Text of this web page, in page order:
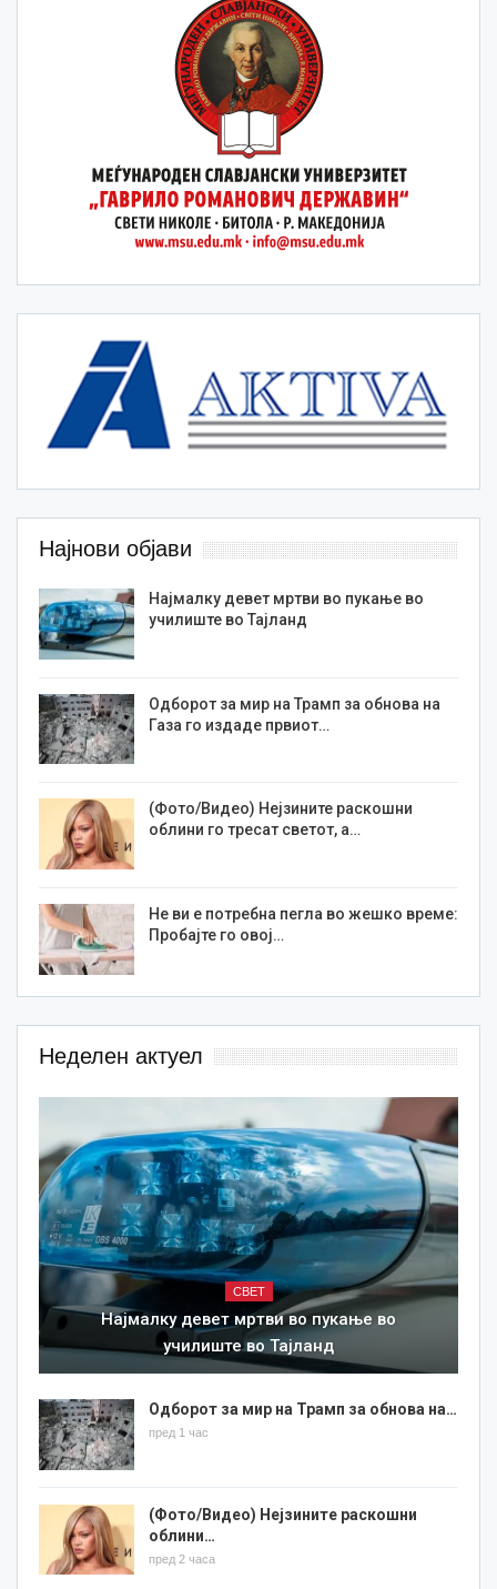
Најнови објави
Најмалку девет мртви во пукање во
училиште во Тајланд
Одборот за мир на Трамп за обнова на
Газа го издаде првиот…
(Фото/Видео) Нејзините раскошни
облини го тресат светот, а…
Не ви е потребна пегла во жешко време:
Пробајте го овој…
Неделен актуел
СВЕТ
Најмалку девет мртви во пукање во
училиште во Тајланд
Одборот за мир на Трамп за обнова на…
пред 1 час
(Фото/Видео) Нејзините раскошни
облини…
пред 2 часа